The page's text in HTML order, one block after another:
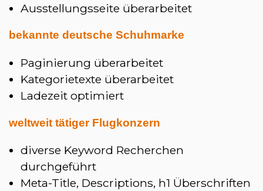
Ausstellungsseite überarbeitet
bekannte deutsche Schuhmarke
Paginierung überarbeitet
Kategorietexte überarbeitet
Ladezeit optimiert
weltweit tätiger Flugkonzern
diverse Keyword Recherchen
durchgeführt
Meta-Title, Descriptions, h1 Überschriften